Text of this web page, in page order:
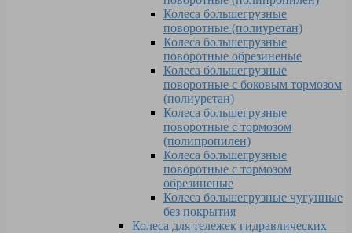
Колеса большегрузные
поворотные (полиуретан)
Колеса большегрузные
поворотные обрезиненые
Колеса большегрузные
поворотные с боковым тормозом
(полиуретан)
Колеса большегрузные
поворотные с тормозом
(полипропилен)
Колеса большегрузные
поворотные с тормозом
обрезиненые
Колеса большегрузные чугунные
без покрытия
Колеса для тележек гидравлических